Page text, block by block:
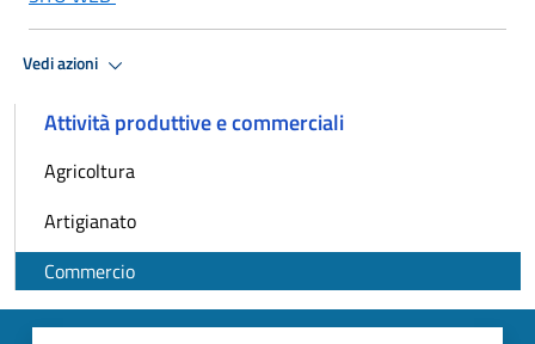
Vedi azioni
Attività produttive e commerciali
Agricoltura
Artigianato
Commercio